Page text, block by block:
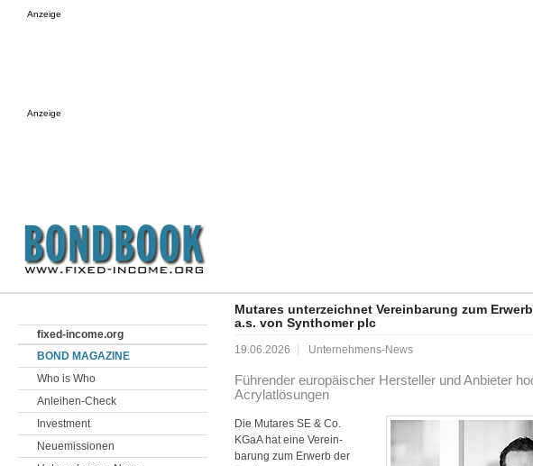
Anzeige
Anzeige
Mutares unterzeichnet Vereinbarung zum
a.s. von Synthomer plc
19.06.2026 Unternehmens-News
Führender europäischer Hersteller und Anbieter
Acrylatlösungen
Die Mutares SE & Co.
KGaA hat eine Verein­
barung zum Erwerb der
fixed-income.org
BOND MAGAZINE
Who is Who
Anleihen-Check
Investment
Neuemissionen